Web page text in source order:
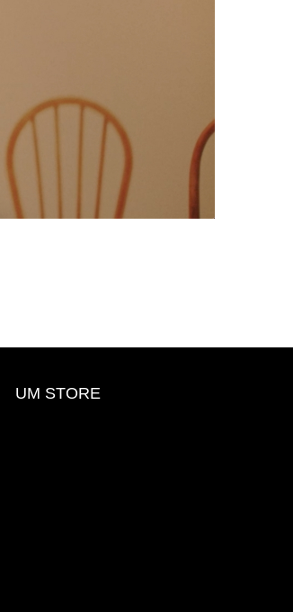
UM STORE